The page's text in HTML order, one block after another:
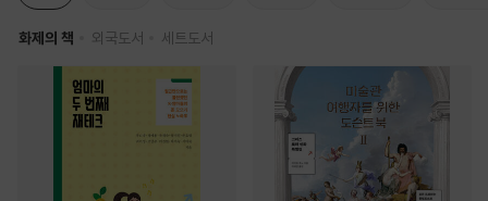
화제의 책 외국도서 세트도서